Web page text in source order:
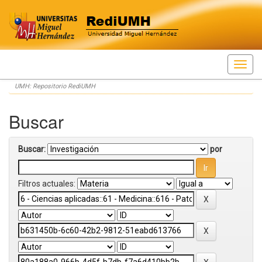
Skip
navigation
UMH: Repositorio RediUMH
Buscar
Buscar: por
Filtros actuales: